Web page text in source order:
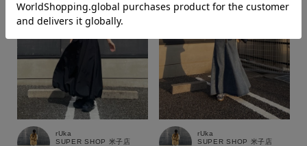
価格
商品タイプ
通常商品 予約商品
rUka
SUPER SHOP 米子店
rUka
SUPER SHOP 米子店